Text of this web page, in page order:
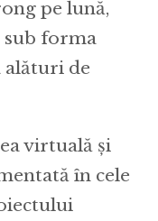
pe lună,
forma
de
virtuală și
în cele